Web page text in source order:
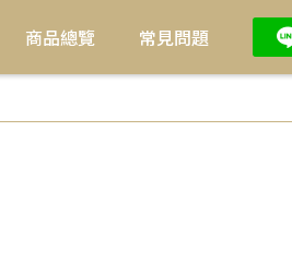
商品總覽 常見問題